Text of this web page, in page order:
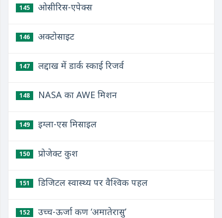
145 ओसीरिस-एपेक्स
146 अक्टोसाइट
147 लद्दाख में डार्क स्काई रिजर्व
148 NASA का AWE मिशन
149 इग्ला-एस मिसाइल
150 प्रोजेक्ट कुश
151 डिजिटल स्वास्थ्य पर वैश्विक पहल
152 उच्च-ऊर्जा कण ‘अमातेरासु’